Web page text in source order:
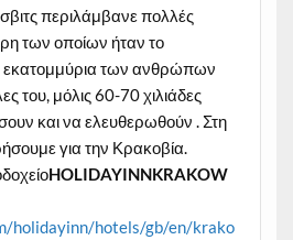
περιλάμβανε πολλές
των οποίων ήταν το
των ανθρώπων
του, μόλις 60-70 χιλιάδες
και να ελευθερωθούν . Στη
για την Κρακοβία.
HOLIDAYINNKRAKOW
holidayinn/hotels/gb/en/krako